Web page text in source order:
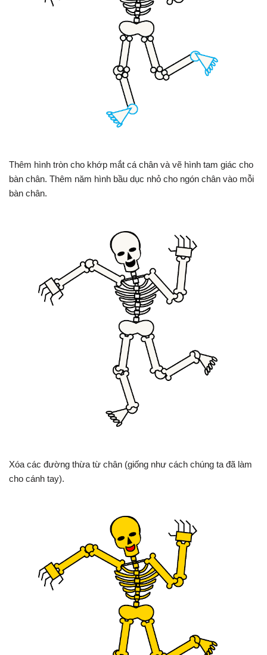
Thêm hình tròn cho khớp mắt cá chân và vẽ hình tam giác cho
bàn chân. Thêm năm hình bầu dục nhỏ cho ngón chân vào mỗi
bàn chân.
Xóa các đường thừa từ chân (giống như cách chúng ta đã làm
cho cánh tay).